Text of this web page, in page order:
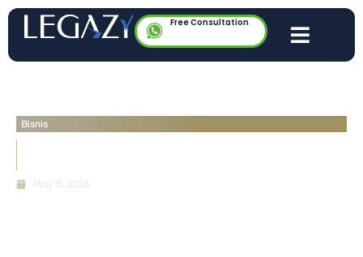
Free Consultation
Bisnis
May 15, 2026